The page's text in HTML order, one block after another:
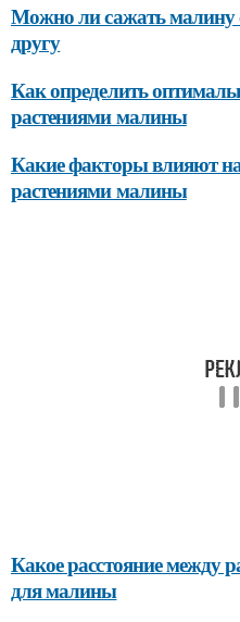
Можно ли сажать малину
другу
Как определить
растениями малины
Какие факторы влияют
растениями малины
Какое расстояние между
для малины